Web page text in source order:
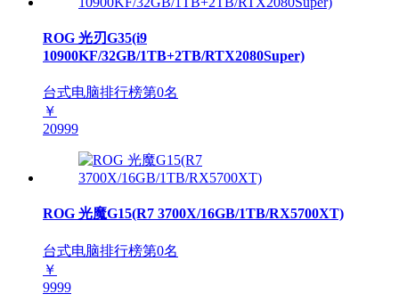
ROG 光刃G35(i9
10900KF/32GB/1TB+2TB/RTX2080Super)
台式电脑排行榜第0名
￥
20999
ROG 光魔G15(R7 3700X/16GB/1TB/RX5700XT)
台式电脑排行榜第0名
￥
9999